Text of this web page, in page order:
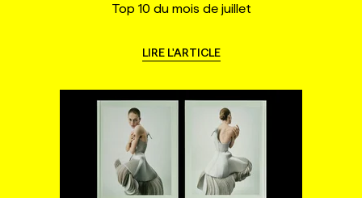
Top 10 du mois de juillet
LIRE L'ARTICLE